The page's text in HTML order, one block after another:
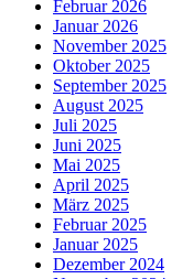
Februar 2026
Januar 2026
November 2025
Oktober 2025
September 2025
August 2025
Juli 2025
Juni 2025
Mai 2025
April 2025
März 2025
Februar 2025
Januar 2025
Dezember 2024